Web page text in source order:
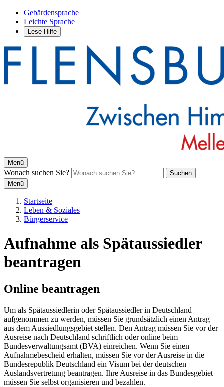
Gebärdensprache
Leichte Sprache
Lese-Hilfe
Menü
Wonach suchen Sie?
Suchen
Menü
Startseite
Leben & Soziales
Bürgerservice
Aufnahme als Spätaussiedler
beantragen
Online beantragen
Um als Spätaussiedlerin oder Spätaussiedler in Deutschland
aufgenommen zu werden, müssen Sie grundsätzlich einen Antrag
aus dem Aussiedlungsgebiet stellen. Den Antrag müssen Sie vor der
Ausreise nach Deutschland schriftlich oder online beim
Bundesverwaltungsamt (BVA) einreichen. Wenn Sie einen
Aufnahmebescheid erhalten, müssen Sie vor der Ausreise in die
Bundesrepublik Deutschland ein Visum bei der deutschen
Auslandsvertretung beantragen. Ihre Ausreise in das Bundesgebiet
müssen Sie selbst organisieren und bezahlen.